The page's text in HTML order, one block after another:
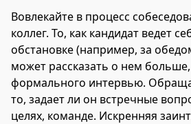
Вовлекайте в процесс
коллег. То, как кандидат ведет
обстановке (например, за
может рассказать о нем
формального интервью.
то, задает ли он встречные
целях, команде. Искренняя